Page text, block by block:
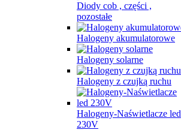
Diody cob , części ,
pozostałe
Halogeny akumulatorowe
Halogeny solarne
Halogeny z czujką ruchu
Halogeny-Naświetlacze led
230V